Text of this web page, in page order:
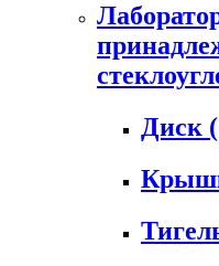
Диск